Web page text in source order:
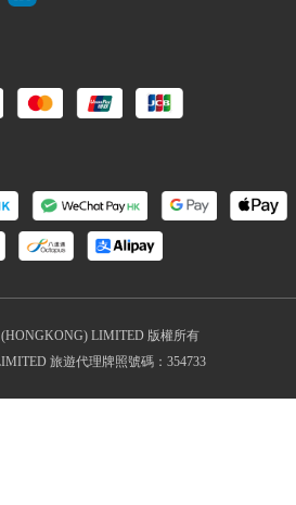
(HONGKONG) LIMITED 版權所有
旅遊代理牌照號碼：354733